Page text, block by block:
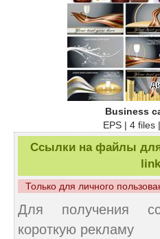
Business
EPS | 4 files
Ссылки на файлы для
Только для личного
Для получения
короткую рекламу